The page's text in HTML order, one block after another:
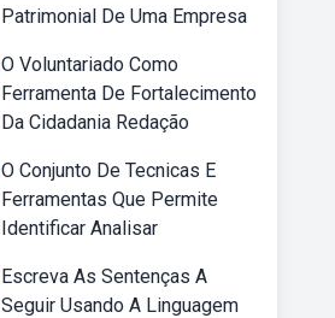
Patrimonial De Uma Empresa
O Voluntariado Como
Ferramenta De Fortalecimento
Da Cidadania Redação
O Conjunto De Tecnicas E
Ferramentas Que Permite
Identificar Analisar
Escreva As Sentenças A
Seguir Usando A Linguagem